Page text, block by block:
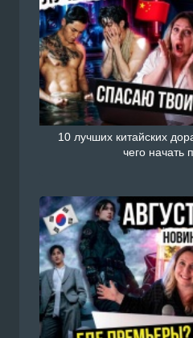
10 лучших китайских
чего начать